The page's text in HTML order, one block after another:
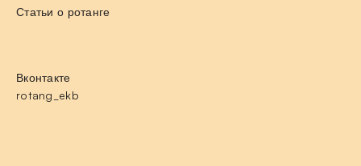
Статьи о ротанге
Вконтакте
rotang_ekb